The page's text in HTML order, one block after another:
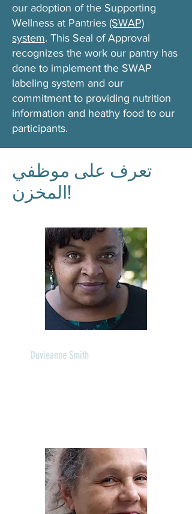
our adoption of the Supporting
Wellness at Pantries (SWAP)
system. This Seal of Approval
recognizes the work our pantry has
done to implement the SWAP
labeling system and our
commitment to providing nutrition
information and heathy food to our
participants.
تعرف على موظفي
المخزن!
Duvieanne Smith